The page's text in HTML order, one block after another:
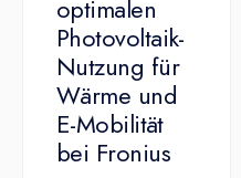
optimalen
Photovoltaik-
Nutzung für
Wärme und
E-Mobilität
bei Fronius